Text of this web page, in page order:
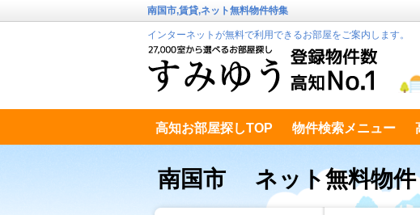
南国市,賃貸,ネット無料物件特集
インターネットが無料で利用できるお部屋をご案内します。
高知お部屋探しTOP 物件検索メニュー
高知市南エリア テキストデータ
南国市 ネット無料物件